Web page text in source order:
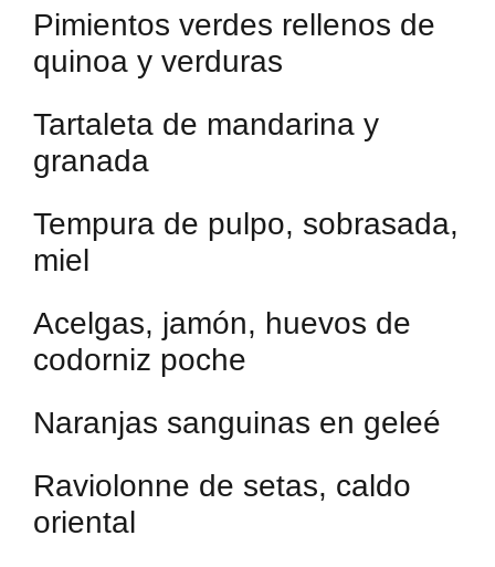
Pimientos verdes rellenos de
quinoa y verduras
Tartaleta de mandarina y
granada
Tempura de pulpo, sobrasada,
miel
Acelgas, jamón, huevos de
codorniz poche
Naranjas sanguinas en geleé
Raviolonne de setas, caldo
oriental